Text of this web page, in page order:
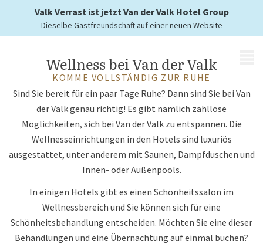
Valk Verrast ist jetzt Van der Valk Hotel Group
Dieselbe Gastfreundschaft auf einer neuen Website
die Sie benötigen
Wellness bei Van der Valk
KOMME VOLLSTÄNDIG ZUR RUHE
Sind Sie bereit für ein paar Tage Ruhe? Dann sind Sie bei Van
der Valk genau richtig! Es gibt nämlich zahllose
Möglichkeiten, sich bei Van der Valk zu entspannen. Die
Wellnesseinrichtungen in den Hotels sind luxuriös
ausgestattet, unter anderem mit Saunen, Dampfduschen und
Innen- oder Außenpools.
In einigen Hotels gibt es einen Schönheitssalon im
Wellnessbereich und Sie können sich für eine
Schönheitsbehandlung entscheiden. Möchten Sie eine dieser
Behandlungen und eine Übernachtung auf einmal buchen?